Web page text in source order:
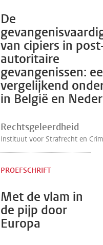
De
van cipiers in
autoritaire
gevangenissen:
vergelijkend
in België en
Rechtsgeleerdheid
Instituut voor Strafrecht en
Met de vlam in
de pijp door
Europa
PROEFSCHRIFT